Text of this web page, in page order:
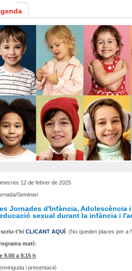
12 de febrer de 2025
Seminari
Jornades d'Infància, Adolescència
sexual durant la infància i
t'hi CLICANT AQUÍ . (No queden places per a
matí:
9.00 a 9.15 h
i presentació